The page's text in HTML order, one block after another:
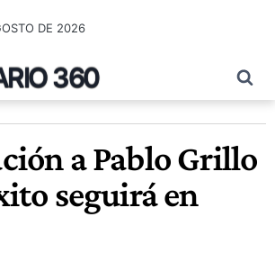
DE 2026
360
a Pablo Grillo
seguirá en